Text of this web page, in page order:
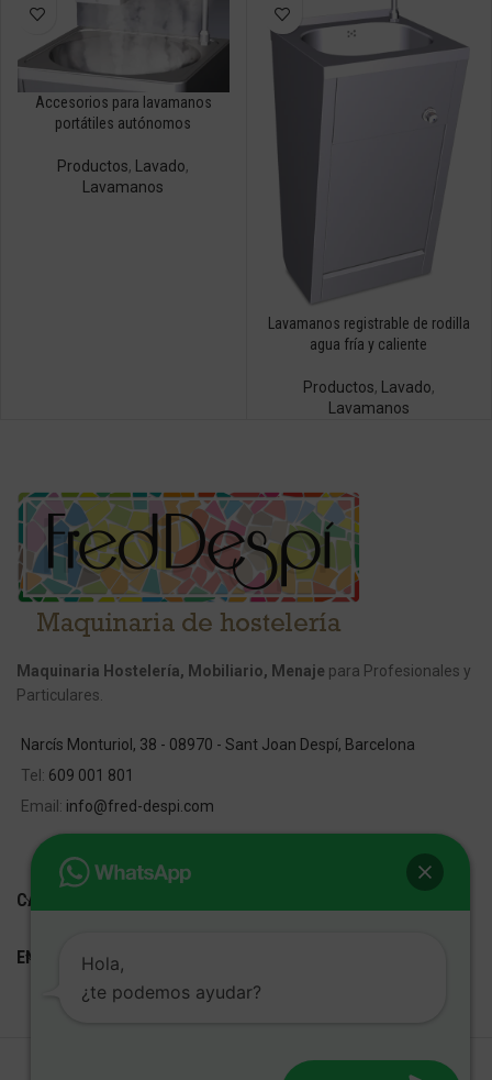
Accesorios para lavamanos
portátiles autónomos
Productos, Lavado,
Lavamanos
Lavamanos registrable de rodilla
agua fría y caliente
Productos, Lavado,
Lavamanos
Maquinaria Hostelería, Mobiliario, Menaje para Profesionales y
Particulares.
Narcís Monturiol, 38 - 08970 - Sant Joan Despí, Barcelona
Tel: 609 001 801
Email: info@fred-despi.com
CATEGORIAS
ENLACES ÚTILES
Hola,
¿te podemos ayudar?